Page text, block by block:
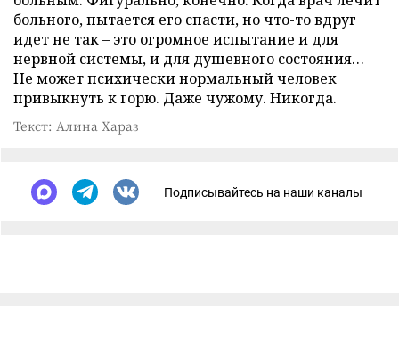
больного, пытается его спасти, но что-то вдруг
идет не так – это огромное испытание и для
нервной системы, и для душевного состояния…
Не может психически нормальный человек
привыкнуть к горю. Даже чужому. Никогда.
Текст: Алина Хараз
Подписывайтесь на наши каналы